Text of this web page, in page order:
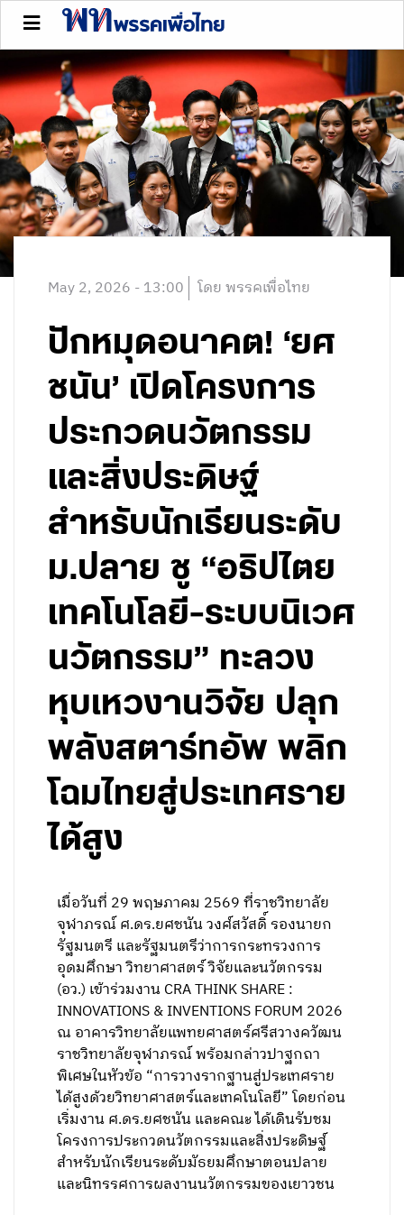
May 2, 2026 - 13:00 โดย พรรคเพื่อไทย
ปักหมุดอนาคต! ‘ยศ
ชนัน’ เปิดโครงการ
ประกวดนวัตกรรม
และสิ่งประดิษฐ์
สำหรับนักเรียนระดับ
ม.ปลาย ชู “อธิปไตย
เทคโนโลยี-ระบบนิเวศ
นวัตกรรม” ทะลวง
หุบเหวงานวิจัย ปลุก
พลังสตาร์ทอัพ พลิก
โฉมไทยสู่ประเทศราย
ได้สูง
เมื่อวันที่ 29 พฤษภาคม 2569 ที่ราชวิทยาลัย
จุฬาภรณ์ ศ.ดร.ยศชนัน วงศ์สวัสดิ์ รองนายก
รัฐมนตรี และรัฐมนตรีว่าการกระทรวงการ
อุดมศึกษา วิทยาศาสตร์ วิจัยและนวัตกรรม
(อว.) เข้าร่วมงาน CRA THINK SHARE :
INNOVATIONS & INVENTIONS FORUM 2026
ณ อาคารวิทยาลัยแพทยศาสตร์ศรีสวางควัฒน
ราชวิทยาลัยจุฬาภรณ์ พร้อมกล่าวปาฐกถา
พิเศษในหัวข้อ “การวางรากฐานสู่ประเทศราย
ได้สูงด้วยวิทยาศาสตร์และเทคโนโลยี” โดยก่อน
เริ่มงาน ศ.ดร.ยศชนัน และคณะ ได้เดินรับชม
โครงการประกวดนวัตกรรมและสิ่งประดิษฐ์
สำหรับนักเรียนระดับมัธยมศึกษาตอนปลาย
และนิทรรศการผลงานนวัตกรรมของเยาวชน